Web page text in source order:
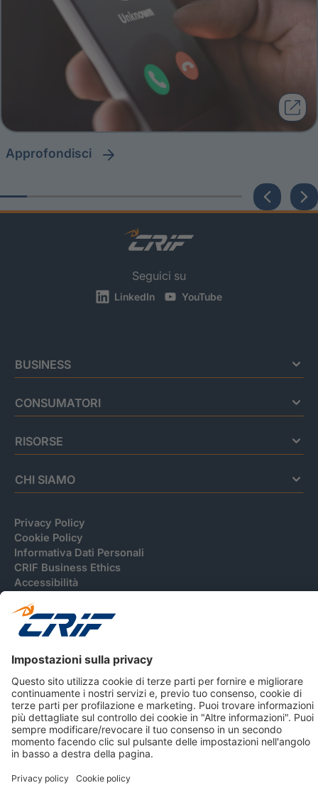
approfondisci
Seguici su
LinkedIn YouTube
BUSINESS
CONSUMATORI
RISORSE
CHI SIAMO
Privacy Policy
Cookie Policy
Informativa Dati Personali
CRIF Business Ethics
Accessibilità
Creditizie
Via della Beverara, 21 / 40131 Bologna / Italy Cap. Soc.
sottoscritto € 51.941.235,00 di cui versato € 51.806.190,00 |
R.E.A. n° 410952 | Reg. Impr. Bo, C.F. e P.IVA 02083271201
Società soggetta all'attività di direzione e coordinamento di
CRIBIS Holding S.r.l., Società con unico socio
Società con Sistema di Gestione Certificato da DNV ISO 9001,